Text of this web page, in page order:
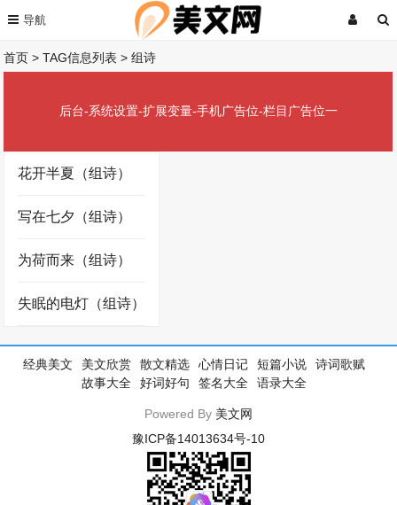
首页 > TAG信息列表 > 组诗
后台-系统设置-扩展变量-手机广告位-栏目广告位一
花开半夏（组诗）
写在七夕（组诗）
为荷而来（组诗）
失眠的电灯（组诗）
经典美文 美文欣赏 散文精选 心情日记 短篇小说
诗词歌赋
故事大全
好词好句 签名大全 语录大全
Powered By 美文网
豫ICP备14013634号-10